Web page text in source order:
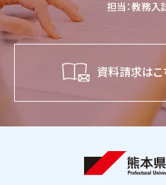
担当：教務
資料請求はこ